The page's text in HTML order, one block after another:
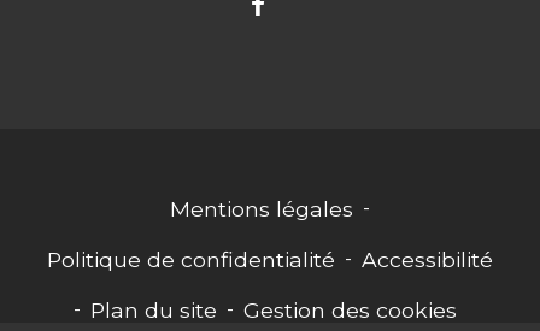
Mentions légales -
Politique de confidentialité - Accessibilité
- Plan du site - Gestion des cookies